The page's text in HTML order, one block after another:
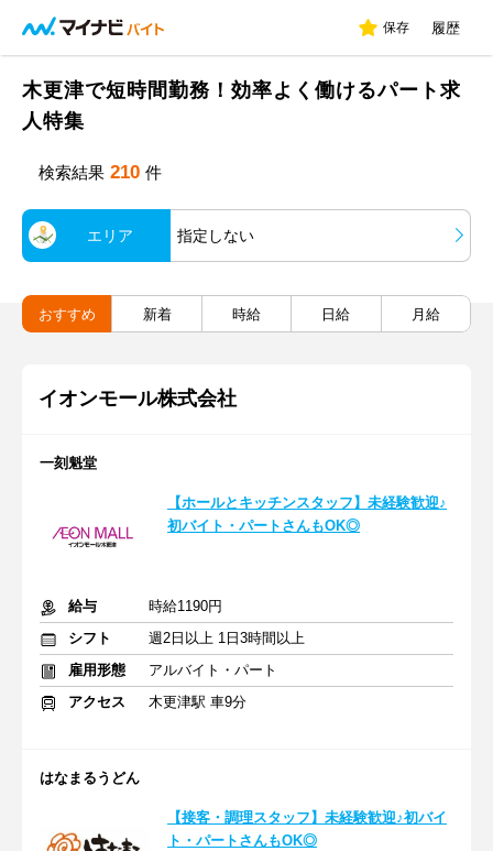
保存 履歴
木更津で短時間勤務！効率よく働けるパート求
人特集
検索結果 210 件
エリア 指定しない
おすすめ 新着 時給 日給 月給
イオンモール株式会社
一刻魁堂
【ホールとキッチンスタッフ】未経験歓迎♪
初バイト・パートさんもOK◎
給与
時給1190円
シフト
週2日以上 1日3時間以上
雇用形態
アルバイト・パート
アクセス
木更津駅 車9分
はなまるうどん
【接客・調理スタッフ】未経験歓迎♪初バイ
ト・パートさんもOK◎